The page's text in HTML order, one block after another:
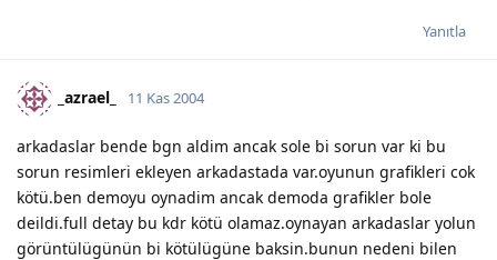
Yanıtla
_azrael_ 11 Kas 2004
arkadaslar bende bgn aldim ancak sole bi sorun var ki bu
sorun resimleri ekleyen arkadastada var.oyunun grafikleri cok
kötü.ben demoyu oynadim ancak demoda grafikler bole
deildi.full detay bu kdr kötü olamaz.oynayan arkadaslar yolun
görüntülügünün bi kötülügüne baksin.bunun nedeni bilen